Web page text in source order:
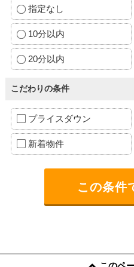
指定なし
10分以内
20分以内
こだわりの条件
プライスダウン
新着物件